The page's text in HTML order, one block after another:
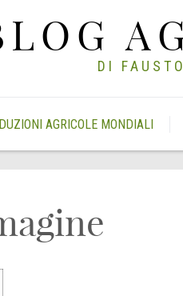
DI
AGRICOLE MONDIALI